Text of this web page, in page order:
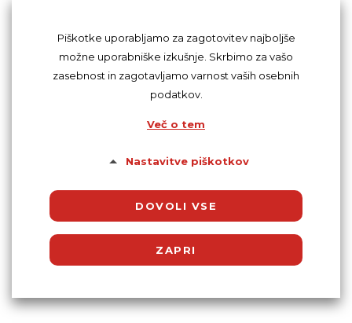
Piškotke uporabljamo za zagotovitev najboljše
možne uporabniške izkušnje. Skrbimo za vašo
zasebnost in zagotavljamo varnost vaših osebnih
podatkov.
Več o tem
Nastavitve piškotkov
DOVOLI VSE
ZAPRI
Potrebni